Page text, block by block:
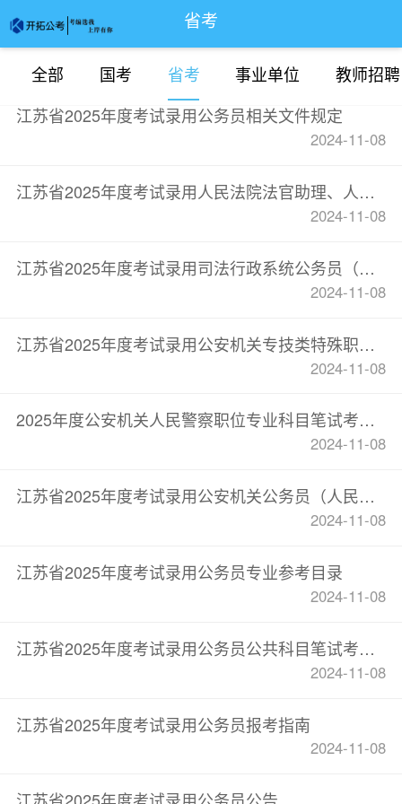
省考
全部 国考 省考 事业单位
教师招聘
江苏省2025年度考试录用公务员相关文件规定
2024-11-08
江苏省2025年度考试录用人民法院法官助理、人民检察院检察官助理简章
2024-11-08
江苏省2025年度考试录用司法行政系统公务员（人民警察）简章
2024-11-08
江苏省2025年度考试录用公安机关专技类特殊职位公务员（人民警察）专业笔试和技能测试大纲
2024-11-08
2025年度公安机关人民警察职位专业科目笔试考试大纲
2024-11-08
江苏省2025年度考试录用公安机关公务员（人民警察）简章
2024-11-08
江苏省2025年度考试录用公务员专业参考目录
2024-11-08
江苏省2025年度考试录用公务员公共科目笔试考试大纲
2024-11-08
江苏省2025年度考试录用公务员报考指南
2024-11-08